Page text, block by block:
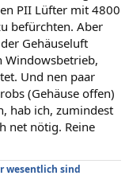
PII Lüfter mit 4800
befürchten. Aber
Gehäuseluft
Windowsbetrieb,
Und nen paar
(Gehäuse offen)
hab ich, zumindest
net nötig. Reine
wesentlich sind